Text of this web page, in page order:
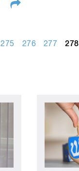
275 276 277 278